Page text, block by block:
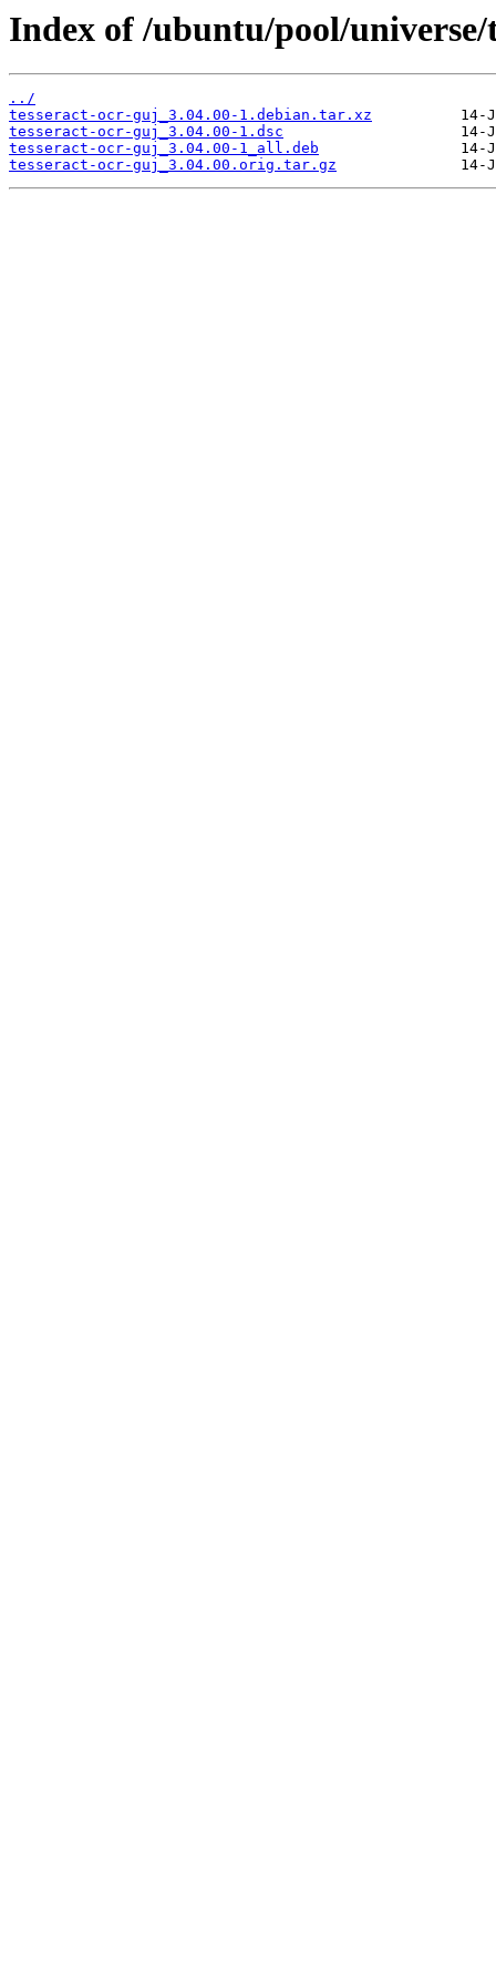
Index of /ubuntu/pool/
../
tesseract-ocr-guj_3.04.00-1.debian.tar.xz
tesseract-ocr-guj_3.04.00-1.dsc
tesseract-ocr-guj_3.04.00-1_all.deb
tesseract-ocr-guj_3.04.00.orig.tar.gz